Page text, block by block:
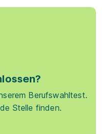
Berufswahltest.
Stelle finden.